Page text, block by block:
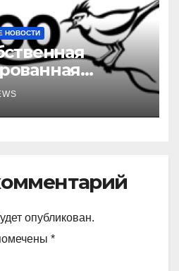
НОВОСТИ
анализа
файлов
опубликован.
*